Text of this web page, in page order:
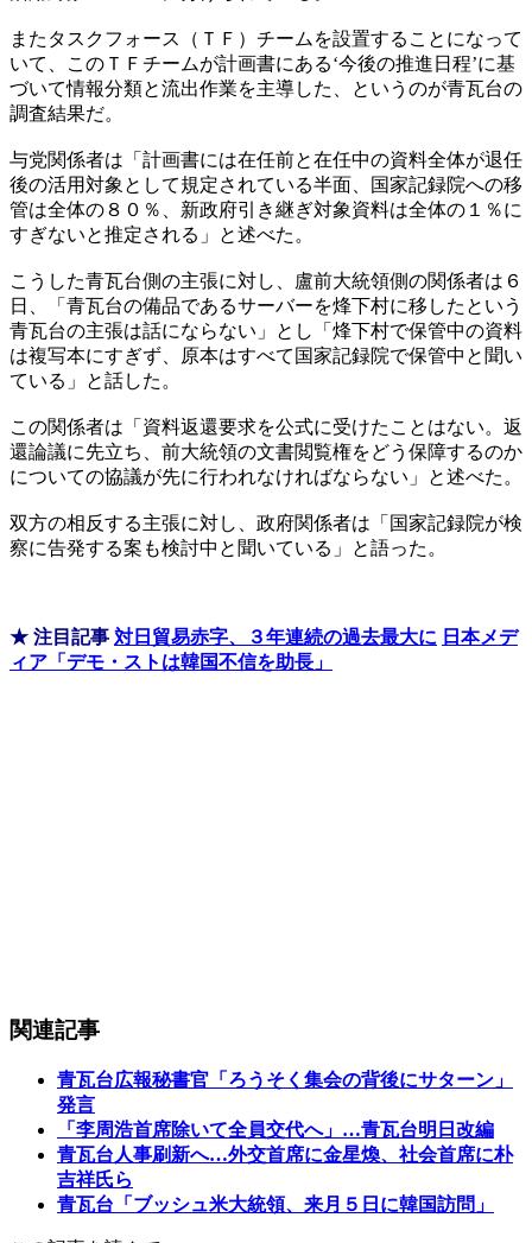
またタスクフォース（ＴＦ）チームを設置することになって
いて、このＴＦチームが計画書にある‘今後の推進日程’に基
づいて情報分類と流出作業を主導した、というのが青瓦台の
調査結果だ。
与党関係者は「計画書には在任前と在任中の資料全体が退任
後の活用対象として規定されている半面、国家記録院への移
管は全体の８０％、新政府引き継ぎ対象資料は全体の１％に
すぎないと推定される」と述べた。
こうした青瓦台側の主張に対し、盧前大統領側の関係者は６
日、「青瓦台の備品であるサーバーを烽下村に移したという
青瓦台の主張は話にならない」とし「烽下村で保管中の資料
は複写本にすぎず、原本はすべて国家記録院で保管中と聞い
ている」と話した。
この関係者は「資料返還要求を公式に受けたことはない。返
還論議に先立ち、前大統領の文書閲覧権をどう保障するのか
についての協議が先に行われなければならない」と述べた。
双方の相反する主張に対し、政府関係者は「国家記録院が検
察に告発する案も検討中と聞いている」と語った。
★ 注目記事 対日貿易赤字、３年連続の過去最大に 日本メデ
ィア「デモ・ストは韓国不信を助長」
関連記事
青瓦台広報秘書官「ろうそく集会の背後にサターン」
発言
「李周浩首席除いて全員交代へ」…青瓦台明日改編
青瓦台人事刷新へ…外交首席に金星煥、社会首席に朴
吉祥氏ら
青瓦台「ブッシュ米大統領、来月５日に韓国訪問」